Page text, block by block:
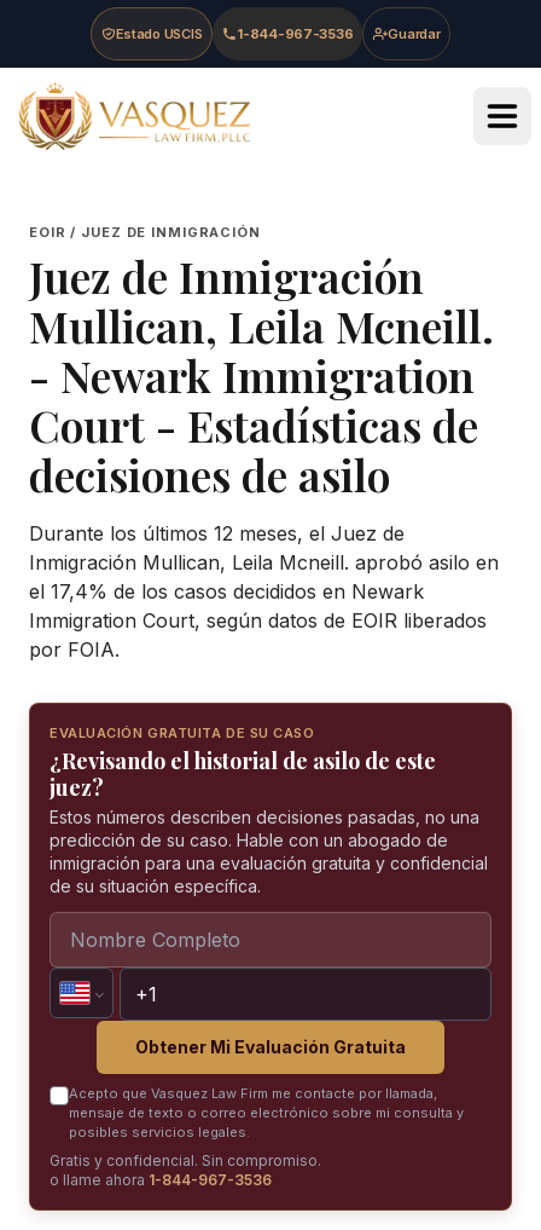
Skip to main content
Skip to navigation
Skip to footer
Estado USCIS 1-844-967-3536 Guardar
Vasquez Law Firm - Home
EOIR / JUEZ DE INMIGRACIÓN
Juez de Inmigración
Mullican, Leila Mcneill.
- Newark Immigration
Court - Estadísticas de
decisiones de asilo
Durante los últimos 12 meses, el Juez de
Inmigración Mullican, Leila Mcneill. aprobó asilo en
el 17,4% de los casos decididos en Newark
Immigration Court, según datos de EOIR liberados
por FOIA.
EVALUACIÓN GRATUITA DE SU CASO
¿Revisando el historial de asilo de este
juez?
Estos números describen decisiones pasadas, no una
predicción de su caso. Hable con un abogado de
inmigración para una evaluación gratuita y confidencial
de su situación específica.
Obtener Mi Evaluación Gratuita
Acepto que Vasquez Law Firm me contacte por llamada,
mensaje de texto o correo electrónico sobre mi consulta y
posibles servicios legales.
Gratis y confidencial. Sin compromiso.
o llame ahora 1-844-967-3536